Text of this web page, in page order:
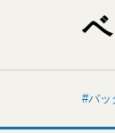
バッ